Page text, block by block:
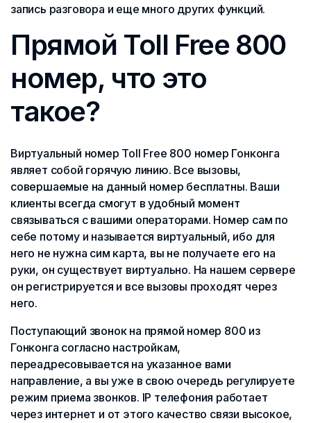
запись разговора и еще много других функций.
Прямой Toll Free 800
номер, что это
такое?
Виртуальный номер Toll Free 800 номер Гонконга
являет собой горячую линию. Все вызовы,
совершаемые на данный номер бесплатны. Ваши
клиенты всегда смогут в удобный момент
связываться с вашими операторами. Номер сам по
себе потому и называется виртуальный, ибо для
него не нужна сим карта, вы не получаете его на
руки, он существует виртуально. На нашем сервере
он регистрируется и все вызовы проходят через
него.
Поступающий звонок на прямой номер 800 из
Гонконга согласно настройкам,
переадресовывается на указанное вами
направление, а вы уже в свою очередь регулируете
режим приема звонков. IP телефония работает
через интернет и от этого качество связи высокое,